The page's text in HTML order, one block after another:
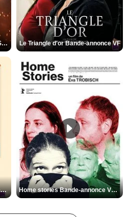
L'Odyssée Bande-annonce VO STFR Le Triangle d'or Bande-annonce VF
Les Matins merveilleux Bande-annonce VF Home stories Bande-annonce VO STFR